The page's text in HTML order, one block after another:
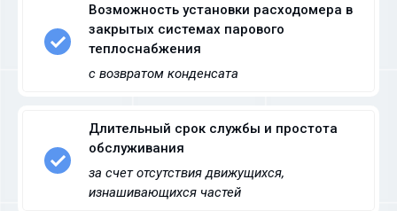
Возможность установки расходомера в
закрытых системах парового
теплоснабжения
с возвратом конденсата
Длительный срок службы и простота
обслуживания
за счет отсутствия движущихся,
изнашивающихся частей